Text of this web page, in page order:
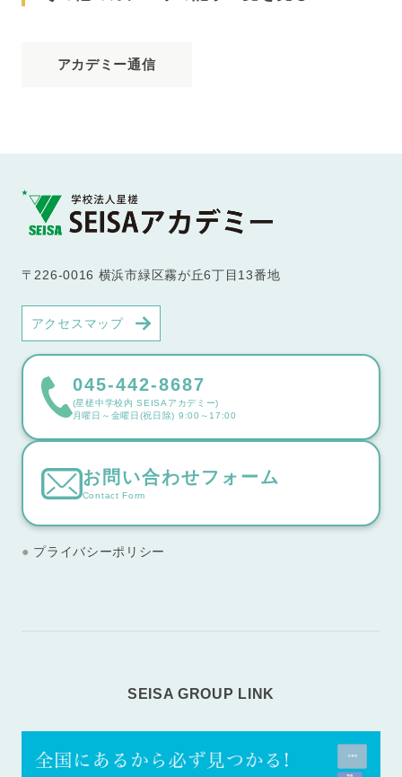
アカデミー通信
〒226-0016 横浜市緑区霧が丘6丁目13番地
アクセスマップ
045-442-8687
(星槎中学校内 SEISAアカデミー)
月曜日～金曜日(祝日除) 9:00～17:00
お問い合わせフォーム
Contact Form
プライバシーポリシー
SEISA GROUP LINK